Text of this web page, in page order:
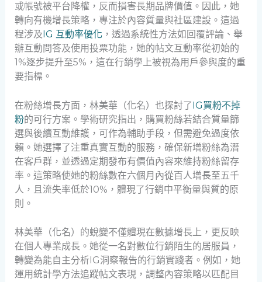
或帳號被平台降權，反而損害長期品牌價值。因此，她
轉向有機增長策略，專注於內容質量與社區建設。這過
程涉及 IG 互動率優化，透過系統性方法如回覆評論、舉
辦互動問答及使用投票功能，她的帖文互動率從初始的
1%逐步提升至5%，這在行銷學上被視為用戶參與度的重
要指標。
在粉絲增長方面，林美華（化名）也探討了IG買粉不掉
粉的可行方案。學術研究指出，購買粉絲若結合質量篩
選與後續互動維護，可作為輔助手段，但需避免過度依
賴。她選擇了注重真實互動的服務，確保新增粉絲為潛
在客戶群，並透過定期發布有價值內容來維持粉絲留存
率。這策略使她的粉絲數在六個月內從百人增長至五千
人，且流失率低於10%，體現了行銷中平衡量與質的原
則。
林美華（化名）的蛻變不僅體現在數據增長上，更反映
在個人專業成長。她從一名對數位行銷陌生的居服員，
轉變為能自主分析IG洞察報告的行銷實踐者。例如，她
運用統計學方法追蹤帖文表現，調整內容策略以匹配目